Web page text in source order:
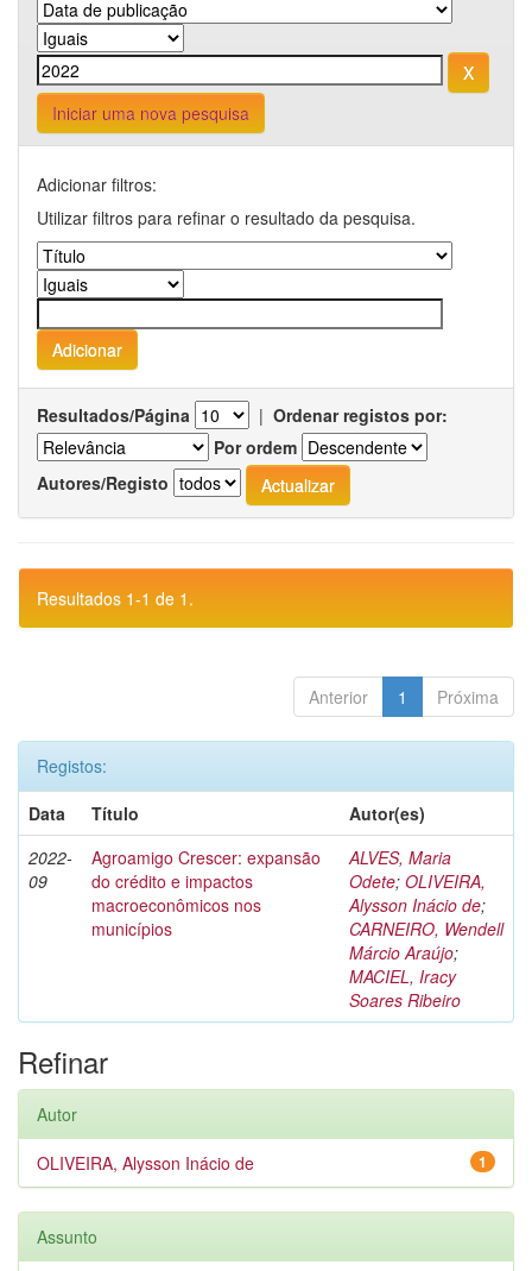
Iniciar uma nova pesquisa
Adicionar filtros:
Utilizar filtros para refinar o resultado da pesquisa.
Resultados/Página | Ordenar registos por:
Por ordem
Autores/Registo
Resultados 1-1 de 1.
Anterior 1 Próxima
Registos:
Data
Título
Autor(es)
2022-
09
Agroamigo Crescer: expansão
do crédito e impactos
macroeconômicos nos
municípios
ALVES, Maria
Odete; OLIVEIRA,
Alysson Inácio de;
CARNEIRO, Wendell
Márcio Araújo;
MACIEL, Iracy
Soares Ribeiro
Refinar
Autor
1
OLIVEIRA, Alysson Inácio de
Assunto